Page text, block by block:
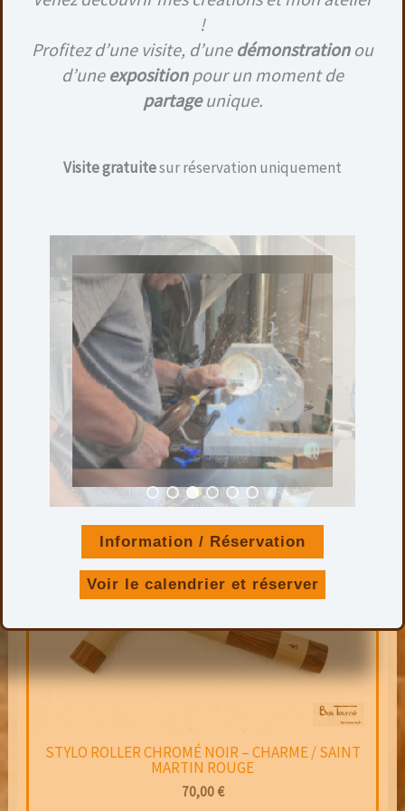
!
Profitez d’une visite, d’une démonstrationou
d’une exposition pour un moment de
partageunique.
Visite gratuitesur réservation uniquement
Information / Réservation
Voir le calendrier et réserver
Ajouter au panier
STYLO ROLLER CHROMÉ – HÊTRE
60,00€
Ajouter au panier
STYLO ROLLER CHROMÉ NOIR – CHARME / SAINT
MARTIN ROUGE
70,00 €